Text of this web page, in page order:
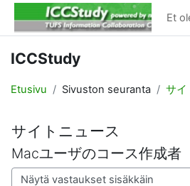
Siirry pääsisältöön
Et
ICCStudy
Etusivu Sivuston seuranta サイ
サイトニュース
Macユーザのコース作成者
Näytön tila